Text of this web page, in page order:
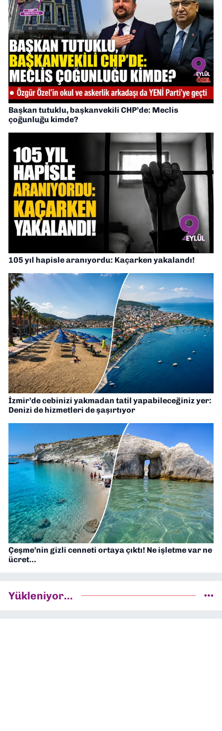
Başkan tutuklu, başkanvekili CHP’de: Meclis
çoğunluğu kimde?
105 yıl hapisle aranıyordu: Kaçarken yakalandı!
İzmir’de cebinizi yakmadan tatil yapabileceğiniz yer:
Denizi de hizmetleri de şaşırtıyor
Çeşme’nin gizli cenneti ortaya çıktı! Ne işletme var ne
ücret…
Yükleniyor...